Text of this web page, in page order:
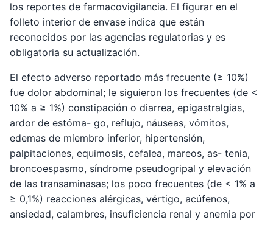
los reportes de farmacovigilancia. El figurar en el
folleto interior de envase indica que están
reconocidos por las agencias regulatorias y es
obligatoria su actualización.
El efecto adverso reportado más frecuente (≥ 10%)
fue dolor abdominal; le siguieron los frecuentes (de <
10% a ≥ 1%) constipación o diarrea, epigastralgias,
ardor de estóma- go, reflujo, náuseas, vómitos,
edemas de miembro inferior, hipertensión,
palpitaciones, equimosis, cefalea, mareos, as- tenia,
broncoespasmo, síndrome pseudogripal y elevación
de las transaminasas; los poco frecuentes (de < 1% a
≥ 0,1%) reacciones alérgicas, vértigo, acúfenos,
ansiedad, calambres, insuficiencia renal y anemia por